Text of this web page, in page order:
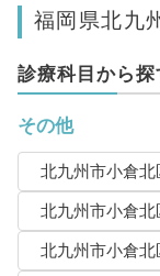
福岡県北九
診療科目から探
その他
北九州市小倉
北九州市小倉
北九州市小倉